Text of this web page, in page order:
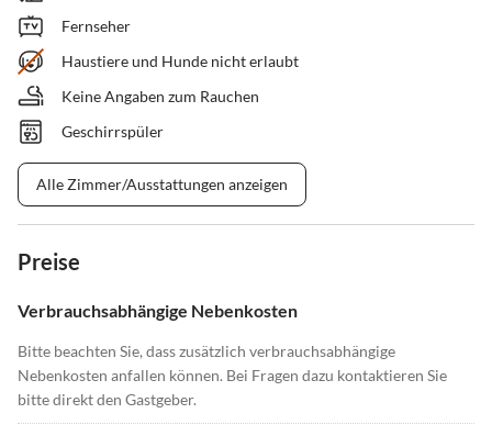
Fernseher
Haustiere und Hunde nicht erlaubt
Keine Angaben zum Rauchen
Geschirrspüler
Alle Zimmer/Ausstattungen anzeigen
Preise
Verbrauchsabhängige Nebenkosten
Bitte beachten Sie, dass zusätzlich verbrauchsabhängige
Nebenkosten anfallen können. Bei Fragen dazu kontaktieren Sie
bitte direkt den Gastgeber.